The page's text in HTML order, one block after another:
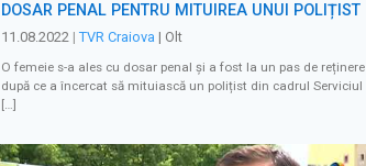
DOSAR PENAL PENTRU MITUIREA UNUI POLIȚIST
11.08.2022 | TVR Craiova | Olt
O femeie s-a ales cu dosar penal și a fost la un pas de reținere
după ce a încercat să mituiască un polițist din cadrul Serviciul
[…]